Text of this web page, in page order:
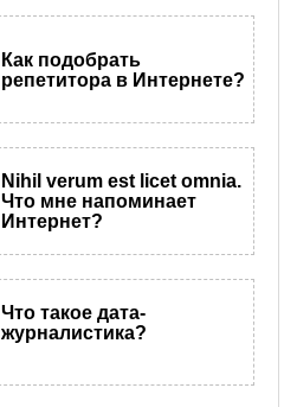
Как подобрать
репетитора в Интернете?
​Nihil verum est licet omnia.
Что мне напоминает
Интернет?
Что такое дата-
журналистика?